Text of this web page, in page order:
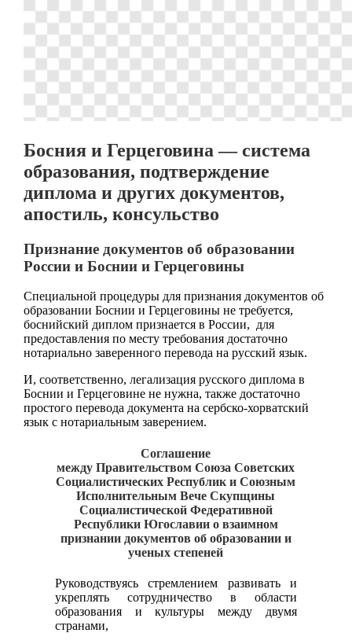
Босния и Герцеговина — система
образования, подтверждение
диплома и других документов,
апостиль, консульство
Признание документов об образовании
России и Боснии и Герцеговины
Специальной процедуры для признания документов об
образовании Боснии и Герцеговины не требуется,
боснийский диплом признается в России, для
предоставления по месту требования достаточно
нотариально заверенного перевода на русский язык.
И, соответственно, легализация русского диплома в
Боснии и Герцеговине не нужна, также достаточно
простого перевода документа на сербско-хорватский
язык с нотариальным заверением.
Соглашение
между Правительством Союза Советских
Социалистических Республик и Союзным
Исполнительным Вече Скупщины
Социалистической Федеративной
Республики Югославии о взаимном
признании документов об образовании и
ученых степеней
Руководствуясь стремлением развивать и
укреплять сотрудничество в области
образования и культуры между двумя
странами,